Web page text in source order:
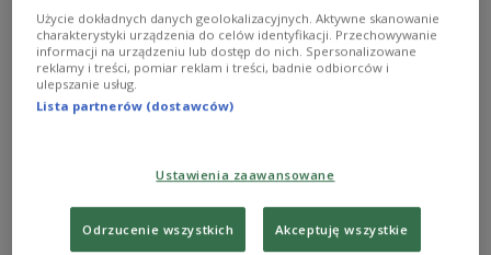
zählen regelmäßig Personen, die mit den
Regierungen in Minsk und Moskau
sympathisieren.
gratulierte Braun ironisch zu der Auszeichnung.
"Ein besserer Schirmherr wäre derNicht-Richter
, aber ich gratuliere. Sie haben es sich
Użycie dokładnych danych geolokalizacyjnych. Aktywne skanowanie
charakterystyki urządzenia do celów identyfikacji. Przechowywanie
informacji na urządzeniu lub dostęp do nich. Spersonalizowane
reklamy i treści, pomiar reklam i treści, badnie odbiorców i
ulepszanie usług.
Lista partnerów (dostawców)
Ustawienia zaawansowane
Odrzucenie wszystkich Akceptuję wszystkie